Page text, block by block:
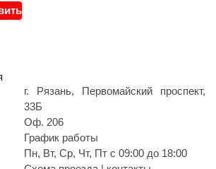
г. Рязань, Первомайский проспект,
33Б
Оф. 206
График работы
Пн, Вт, Ср, Чт, Пт с 09:00 до 18:00